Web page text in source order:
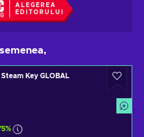
ALEGEREA
EDITORULUI
Key GLOBAL